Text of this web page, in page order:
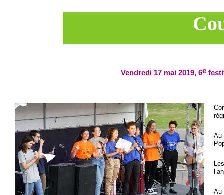
Au
Au
Vendredi 17 mai 2019, 6e